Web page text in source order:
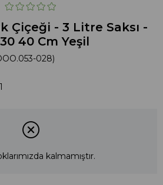
Çiçeği - 3 Litre Saksı -
40 Cm Yeşil
028)
kalmamıştır.